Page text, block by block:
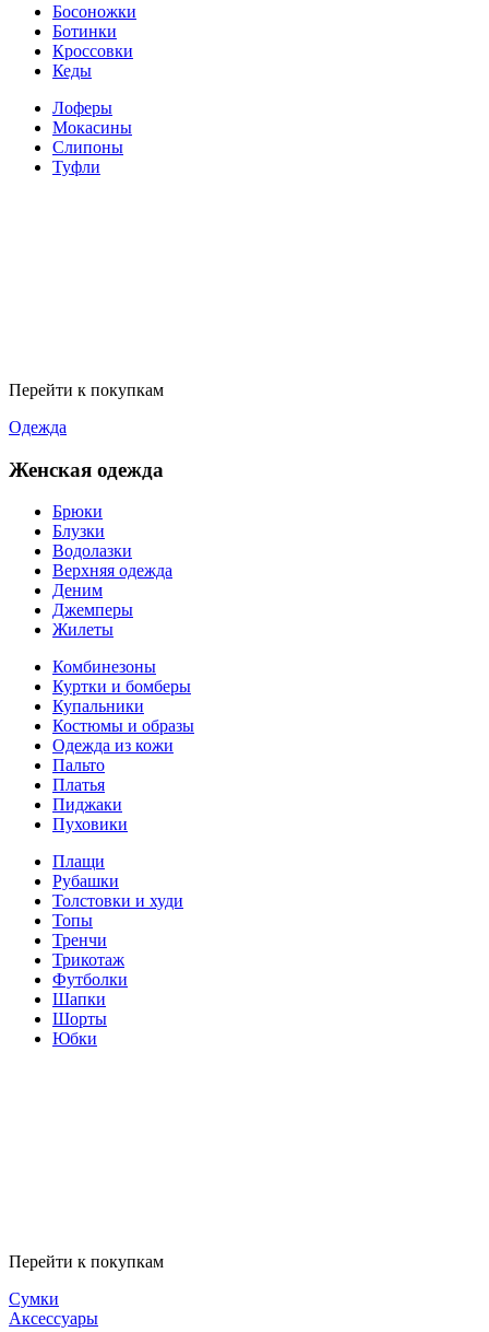
Босоножки
Ботинки
Кроссовки
Кеды
Лоферы
Мокасины
Слипоны
Туфли
Перейти к покупкам
Одежда
Женская одежда
Брюки
Блузки
Водолазки
Верхняя одежда
Деним
Джемперы
Жилеты
Комбинезоны
Куртки и бомберы
Купальники
Костюмы и образы
Одежда из кожи
Пальто
Платья
Пиджаки
Пуховики
Плащи
Рубашки
Толстовки и худи
Топы
Тренчи
Трикотаж
Футболки
Шапки
Шорты
Юбки
Перейти к покупкам
Сумки
Аксессуары